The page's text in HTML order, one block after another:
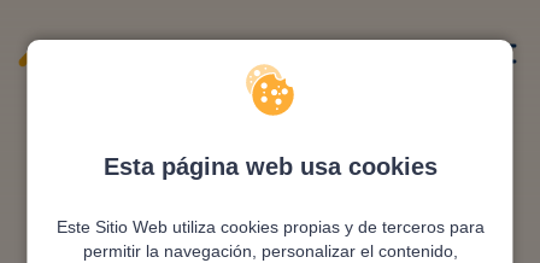
Esta página web usa cookies
Este Sitio Web utiliza cookies propias y de terceros para
permitir la navegación, personalizar el contenido,
Home.not_found.title